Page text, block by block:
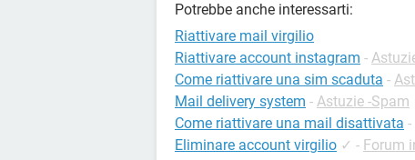
Potrebbe anche interessarti:
Riattivare mail virgilio
Riattivare account instagram -
Come riattivare una sim scaduta -
Mail delivery system - Astuzie -Spam
Come riattivare una mail disattivata -
Eliminare account virgilio ✓ - Forum